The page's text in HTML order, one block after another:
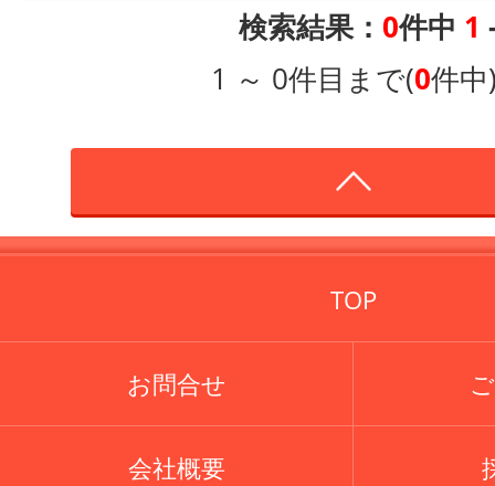
検索結果： 0件中 1
1 ～ 0件目まで(0件中
TOP
お問合せ
会社概要